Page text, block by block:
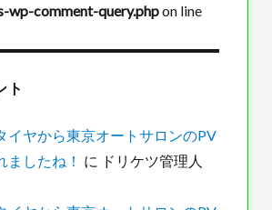
wp-comment-query.phpon line
ト
イヤから東京オートサロンのPV
ましたね！ に ドリケツ管理人